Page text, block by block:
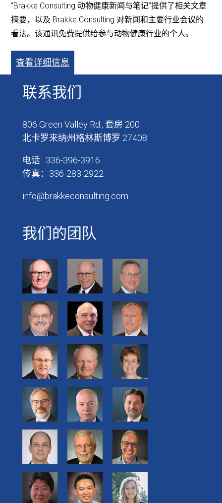
“Brakke Consulting 动物健康新闻与笔记”提供了相关文章
摘要，以及 Brakke Consulting 对新闻和主要行业会议的
看法。该通讯免费提供给参与动物健康行业的个人。
查看详细信息
联系我们
806 Green Valley Rd., 套房 200
北卡罗来纳州格林斯博罗 27408
电话 : 336-396-3916
传真：336-283-2922
info@brakkeconsulting.com
我们的团队